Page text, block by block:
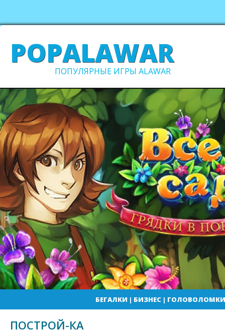
POPALAWAR
ПОПУЛЯРНЫЕ ИГРЫ ALAWAR
БЕГАЛКИ | БИЗНЕС| ГОЛОВОЛОМКИ
ПОСТРОЙ-КА